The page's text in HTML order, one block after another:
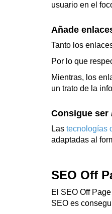
usuario en el
Añade
Tanto los
Por lo que
Mientras, los
un trato de la
Consigue ser
Las tecnologías
adaptadas al
SEO Off
El SEO Off
SEO es